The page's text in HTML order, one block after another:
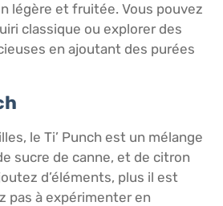
légère et fruitée. Vous pouvez
classique ou explorer des
en ajoutant des purées
le Ti’ Punch est un mélange
sucre de canne, et de citron
d’éléments, plus il est
pas à expérimenter en